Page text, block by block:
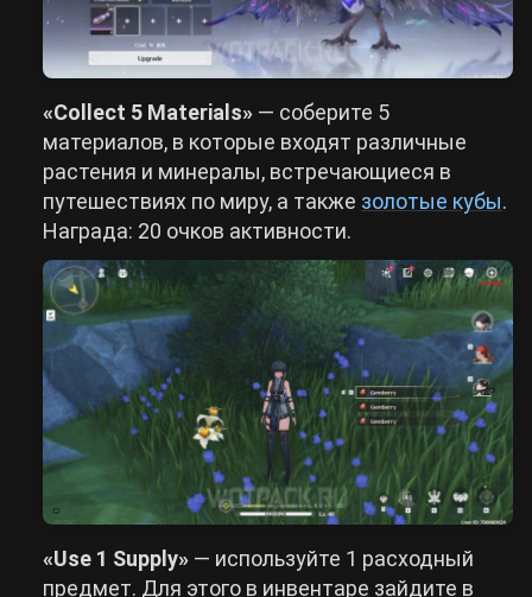
«Collect 5 Materials» — соберите 5
материалов, в которые входят различные
растения и минералы, встречающиеся в
путешествиях по миру, а также золотые кубы.
Награда: 20 очков активности.
«Use 1 Supply» — используйте 1 расходный
предмет. Для этого в инвентаре зайдите в